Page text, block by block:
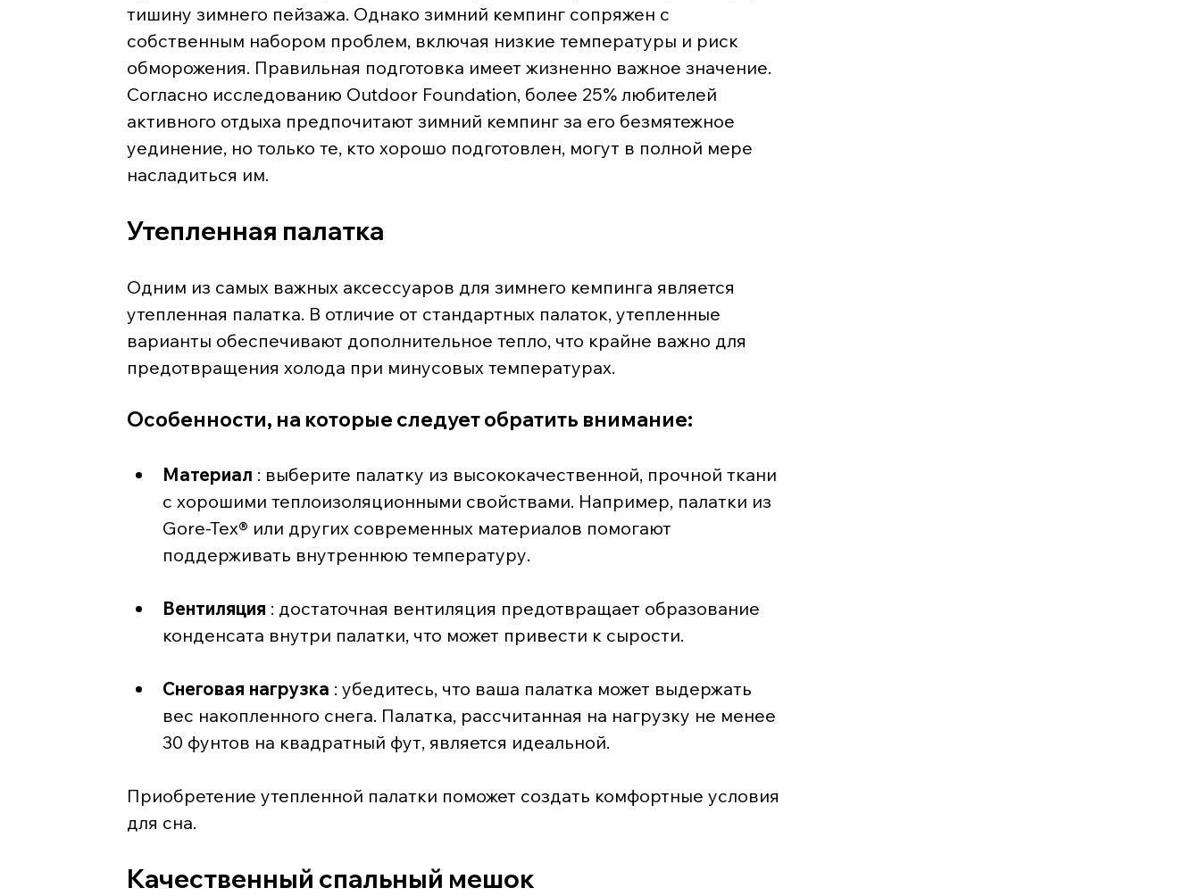
тишину зимнего пейзажа. Однако зимний кемпинг сопряжен с
собственным набором проблем, включая низкие температуры и риск
обморожения. Правильная подготовка имеет жизненно важное значение.
Согласно исследованию Outdoor Foundation, более 25% любителей
активного отдыха предпочитают зимний кемпинг за его безмятежное
уединение, но только те, кто хорошо подготовлен, могут в полной мере
насладиться им.
Утепленная палатка
Одним из самых важных аксессуаров для зимнего кемпинга является
утепленная палатка. В отличие от стандартных палаток, утепленные
варианты обеспечивают дополнительное тепло, что крайне важно для
предотвращения холода при минусовых температурах.
Особенности, на которые следует обратить внимание:
Материал : выберите палатку из высококачественной, прочной ткани
с хорошими теплоизоляционными свойствами. Например, палатки из
Gore-Tex® или других современных материалов помогают
поддерживать внутреннюю температуру.
Вентиляция : достаточная вентиляция предотвращает образование
конденсата внутри палатки, что может привести к сырости.
Снеговая нагрузка : убедитесь, что ваша палатка может выдержать
вес накопленного снега. Палатка, рассчитанная на нагрузку не менее
30 фунтов на квадратный фут, является идеальной.
Приобретение утепленной палатки поможет создать комфортные условия
для сна.
Качественный спальный мешок